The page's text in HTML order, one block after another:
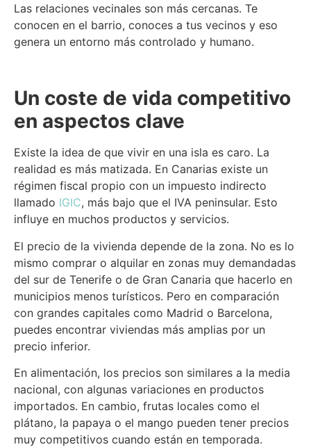
Las relaciones vecinales son más cercanas. Te
conocen en el barrio, conoces a tus vecinos y eso
genera un entorno más controlado y humano.
Un coste de vida competitivo
en aspectos clave
Existe la idea de que vivir en una isla es caro. La
realidad es más matizada. En Canarias existe un
régimen fiscal propio con un impuesto indirecto
llamado IGIC, más bajo que el IVA peninsular. Esto
influye en muchos productos y servicios.
El precio de la vivienda depende de la zona. No es lo
mismo comprar o alquilar en zonas muy demandadas
del sur de Tenerife o de Gran Canaria que hacerlo en
municipios menos turísticos. Pero en comparación
con grandes capitales como Madrid o Barcelona,
puedes encontrar viviendas más amplias por un
precio inferior.
En alimentación, los precios son similares a la media
nacional, con algunas variaciones en productos
importados. En cambio, frutas locales como el
plátano, la papaya o el mango pueden tener precios
muy competitivos cuando están en temporada.